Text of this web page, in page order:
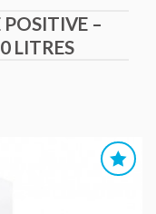
POSITIVE –
LITRES